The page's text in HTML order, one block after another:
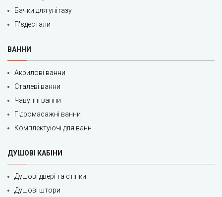
Бачки для унітазу
П'єдестали
ВАННИ
Акрилові ванни
Сталеві ванни
Чавунні ванни
Гідромасажні ванни
Комплектуючі для ванн
ДУШОВІ КАБІНИ
Душові двері та стінки
Душові штори